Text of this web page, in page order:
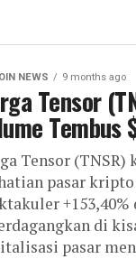
NEWS 9 months ago
Tensor
Tembus
Tensor
pasar
di
pasar